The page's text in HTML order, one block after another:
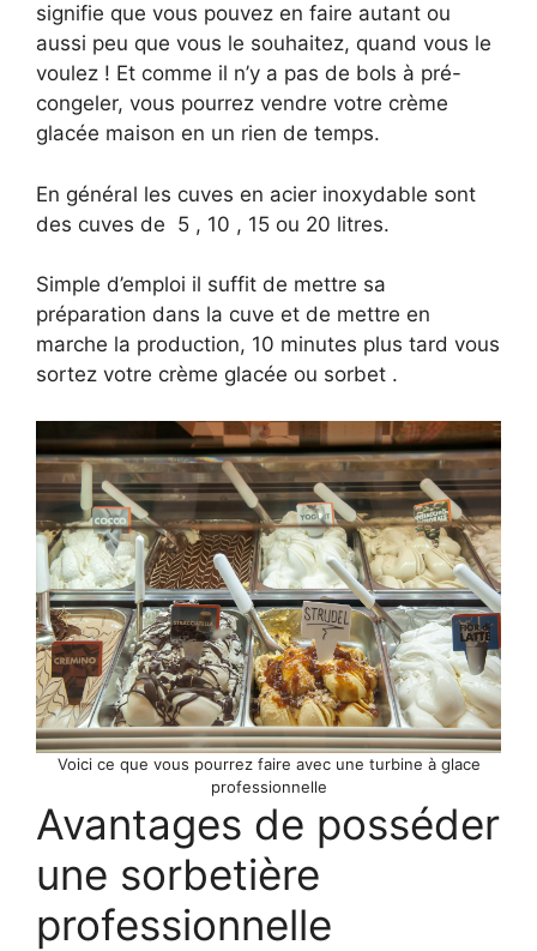
signifie que vous pouvez en faire autant ou
aussi peu que vous le souhaitez, quand vous le
voulez ! Et comme il n’y a pas de bols à pré-
congeler, vous pourrez vendre votre crème
glacée maison en un rien de temps.
En général les cuves en acier inoxydable sont
des cuves de 5 , 10 , 15 ou 20 litres.
Simple d’emploi il suffit de mettre sa
préparation dans la cuve et de mettre en
marche la production, 10 minutes plus tard vous
sortez votre crème glacée ou sorbet .
Voici ce que vous pourrez faire avec une turbine à glace
professionnelle
Avantages de posséder
une sorbetière
professionnelle